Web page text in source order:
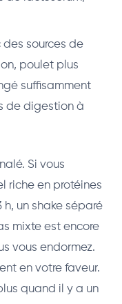
des sources de
poulet plus
suffisamment
de digestion à
Si vous
riche en protéines
un shake séparé
mixte est encore
vous endormez.
en votre faveur.
quand il y a un